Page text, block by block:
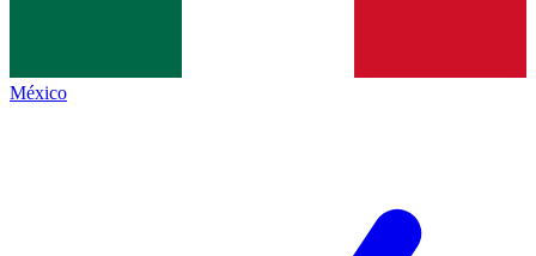
México